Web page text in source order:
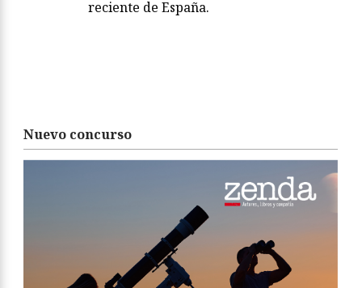
reciente de España.
Nuevo concurso